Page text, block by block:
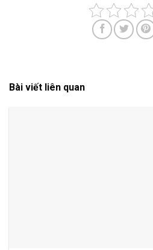
Bài viết liên quan